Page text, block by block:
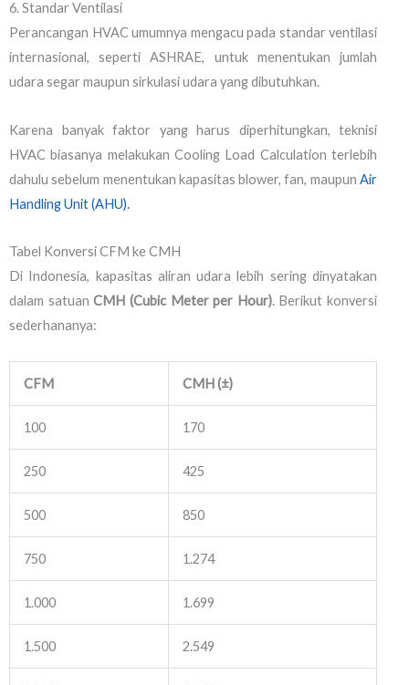
6. Standar Ventilasi
Perancangan HVAC umumnya mengacu pada standar ventilasi
internasional, seperti ASHRAE, untuk menentukan jumlah
udara segar maupun sirkulasi udara yang dibutuhkan.
Karena banyak faktor yang harus diperhitungkan, teknisi
HVAC biasanya melakukan Cooling Load Calculation terlebih
dahulu sebelum menentukan kapasitas blower, fan, maupun Air
Handling Unit (AHU).
Tabel Konversi CFM ke CMH
Di Indonesia, kapasitas aliran udara lebih sering dinyatakan
dalam satuanCMH (Cubic Meter per Hour). Berikut konversi
sederhananya:
CFM CMH (±)
100 170
250 425
500 850
750 1.274
1.000 1.699
1.500 2.549